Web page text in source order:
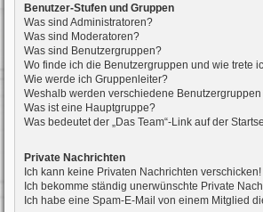
Benutzer-Stufen und Gruppen
Was sind Administratoren?
Was sind Moderatoren?
Was sind Benutzergruppen?
Wo finde ich die Benutzergruppen und wie trete
Wie werde ich Gruppenleiter?
Weshalb werden verschiedene
Was ist eine Hauptgruppe?
Was bedeutet der „Das Team“-Link auf der
Private Nachrichten
Ich kann keine Privaten Nachrichten verschicken!
Ich bekomme ständig unerwünschte Private
Ich habe eine Spam-E-Mail von einem Mitglied